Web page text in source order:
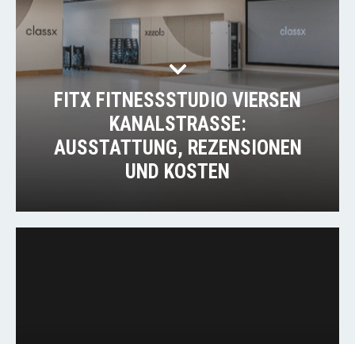
FITX FITNESSSTUDIO VIERSEN
KANALSTRASSE:
AUSSTATTUNG, REZENSIONEN U
ND KOSTEN